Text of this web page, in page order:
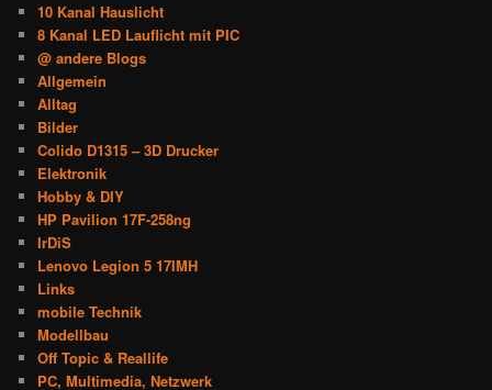
10 Kanal Hauslicht
8 Kanal LED Lauflicht mit PIC
@ andere Blogs
Allgemein
Alltag
Bilder
Colido D1315 – 3D Drucker
Elektronik
Hobby & DIY
HP Pavilion 17F-258ng
IrDiS
Lenovo Legion 5 17IMH
Links
mobile Technik
Modellbau
Off Topic & Reallife
PC, Multimedia, Netzwerk